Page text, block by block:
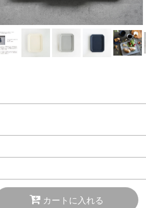
カートに入れる